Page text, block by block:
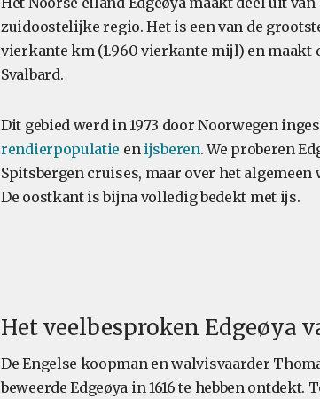
zuidoostelijke regio. Het is een van de
vierkante km (1.960 vierkante mijl) en maakt
Svalbard.
Dit gebied werd in 1973 door Noorwegen
rendierpopulatie en ijsberen. We proberen
Spitsbergen cruises, maar over het
De oostkant is bijna volledig bedekt met ijs.
Het veelbesproken Edgeøya
De Engelse koopman en walvisvaarder
beweerde Edgeøya in 1616 te hebben